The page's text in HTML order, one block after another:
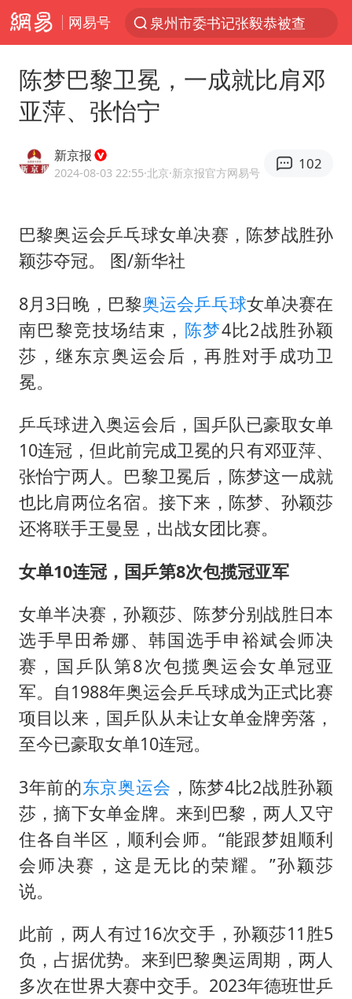
网易号
泉州市委书记张毅恭被查
沙特土耳其巴基斯坦签署共同防务协议
U17国足点球大战淘汰河床晋级决赛
上海：台风白海豚或将带来龙卷风
名创优品回应女子吐槽内裤质量差
胜宏科技：股票交易异常波动
中国女篮70-67险胜尼日利亚女篮
秋天的第一杯奶茶到底有多火
国防部：中国军队坚决反制任何闹海挑衅图谋
我国外贸延续良好增长态势
夯实基础开新局
陈梦巴黎卫冕，一成就比肩邓
亚萍、张怡宁
新京报
2024-08-03 22:55·北京·新京报官方网易号
102
巴黎奥运会乒乓球女单决赛，陈梦战胜孙
颖莎夺冠。 图/新华社
8月3日晚，巴黎奥运会乒乓球女单决赛在
南巴黎竞技场结束， 陈梦4比2战胜孙颖
莎，继东京奥运会后，再胜对手成功卫
冕。
乒乓球进入奥运会后，国乒队已豪取女单
10连冠，但此前完成卫冕的只有邓亚萍、
张怡宁两人。巴黎卫冕后，陈梦这一成就
也比肩两位名宿。接下来，陈梦、孙颖莎
还将联手王曼昱，出战女团比赛。
女单10连冠，国乒第8次包揽冠亚军
女单半决赛，孙颖莎、陈梦分别战胜日本
选手早田希娜、韩国选手申裕斌会师决
赛，国乒队第8次包揽奥运会女单冠亚
军。自1988年奥运会乒乓球成为正式比赛
项目以来，国乒队从未让女单金牌旁落，
至今已豪取女单10连冠。
3年前的东京奥运会 ，陈梦4比2战胜孙颖
莎，摘下女单金牌。来到巴黎，两人又守
住各自半区，顺利会师。“能跟梦姐顺利
会师决赛，这是无比的荣耀。”孙颖莎
说。
此前，两人有过16次交手，孙颖莎11胜5
负，占据优势。来到巴黎奥运周期，两人
多次在世界大赛中交手。2023年德班世乒